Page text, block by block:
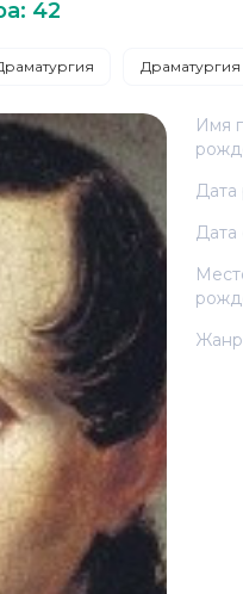
42
Драматургия
Имя
Дата
Дата